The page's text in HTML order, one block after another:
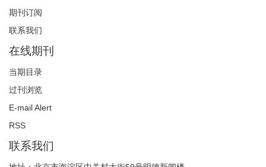
“数智时代的流动性与具身传播”学术研讨会征稿启事
2026-06-01
【重要通知】请使用2025年版投稿须知与格式规范
2024-12-12
“数字媒介与乡村振兴”学术研讨会征稿启事
2024-11-20
《国际新闻界》审稿及编辑流程
期刊订阅
联系我们
在线期刊
当期目录
过刊浏览
E-mail Alert
RSS
联系我们